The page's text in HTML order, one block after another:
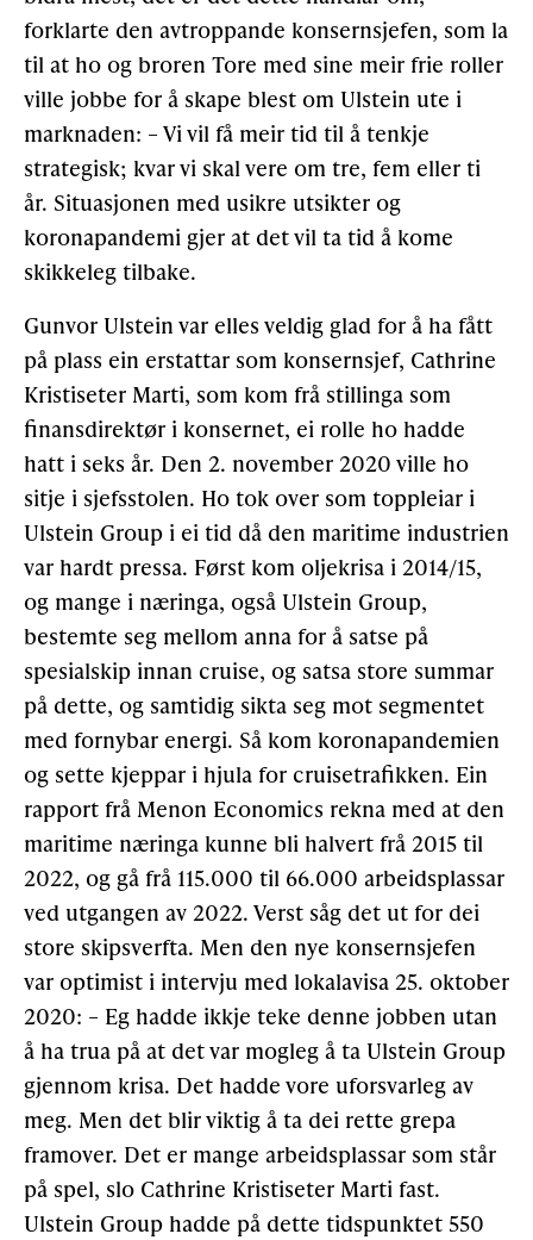
forklarte den avtroppande konsernsjefen, som la
til at ho og broren Tore med sine meir frie roller
ville jobbe for å skape blest om Ulstein ute i
marknaden: – Vi vil få meir tid til å tenkje
strategisk; kvar vi skal vere om tre, fem eller ti
år. Situasjonen med usikre utsikter og
koronapandemi gjer at det vil ta tid å kome
skikkeleg tilbake.
Gunvor Ulstein var elles veldig glad for å ha fått
på plass ein erstattar som konsernsjef, Cathrine
Kristiseter Marti, som kom frå stillinga som
finansdirektør i konsernet, ei rolle ho hadde
hatt i seks år. Den 2. november 2020 ville ho
sitje i sjefsstolen. Ho tok over som toppleiar i
Ulstein Group i ei tid då den maritime industrien
var hardt pressa. Først kom oljekrisa i 2014/15,
og mange i næringa, også Ulstein Group,
bestemte seg mellom anna for å satse på
spesialskip innan cruise, og satsa store summar
på dette, og samtidig sikta seg mot segmentet
med fornybar energi. Så kom koronapandemien
og sette kjeppar i hjula for cruisetrafikken. Ein
rapport frå Menon Economics rekna med at den
maritime næringa kunne bli halvert frå 2015 til
2022, og gå frå 115.000 til 66.000 arbeidsplassar
ved utgangen av 2022. Verst såg det ut for dei
store skipsverfta. Men den nye konsernsjefen
var optimist i intervju med lokalavisa 25. oktober
2020: – Eg hadde ikkje teke denne jobben utan
å ha trua på at det var mogleg å ta Ulstein Group
gjennom krisa. Det hadde vore uforsvarleg av
meg. Men det blir viktig å ta dei rette grepa
framover. Det er mange arbeidsplassar som står
på spel, slo Cathrine Kristiseter Marti fast.
Ulstein Group hadde på dette tidspunktet 550